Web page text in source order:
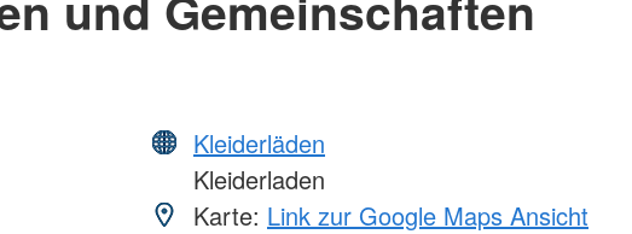
Kleiderläden
Kleiderladen
Karte: Link zur Google Maps Ansicht